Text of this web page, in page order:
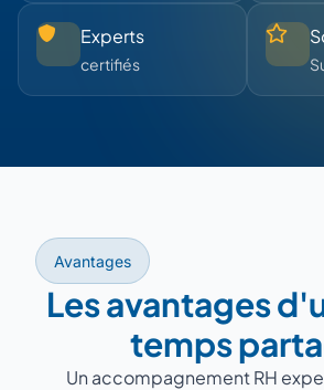
Experts
certifiés
Avantages
Les avantages
temps
Un accompagnement RH